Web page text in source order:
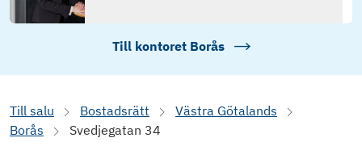
Till kontoret Borås
Till salu Bostadsrätt
Västra Götalands
Borås
Svedjegatan 34